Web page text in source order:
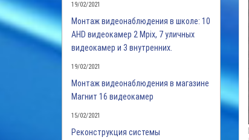
19/02/2021
Монтаж видеонаблюдения в школе: 10
AHD видеокамер 2 Mpix, 7 уличных
видеокамер и 3 внутренних.
19/02/2021
Монтаж видеонаблюдения в магазине
Магнит 16 видеокамер
15/02/2021
Реконструкция системы